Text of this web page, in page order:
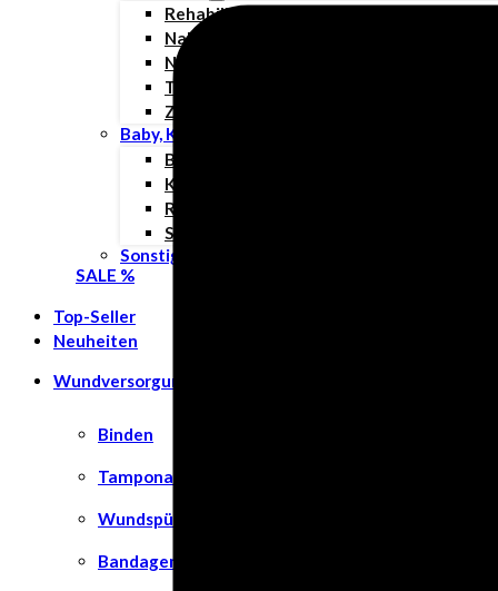
Rehabilitation & Orthopädie
Nahrungsergänzungsmittel
Nahtmaterial
Tierpflege
Zubehör
Baby, Kind & Familie
Babynahrung
Kinderwunsch
Rund ums Kind
Schwangerschaft
Sonstiges
SALE %
Top-Seller
Neuheiten
Wundversorgung
Binden
Tamponaden
Wundspüllösung
Bandagen